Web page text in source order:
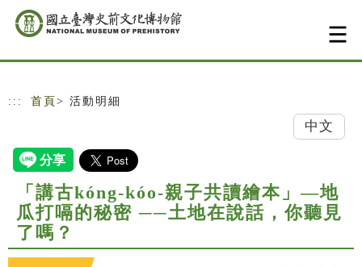
跳到主要內容
網站導覽
::: 首頁 > 活動明細
中文
「講古kóng-kóo-親子共讀繪本」—地
瓜打嗝的秘密 ──土地在說話，你聽見
了嗎？